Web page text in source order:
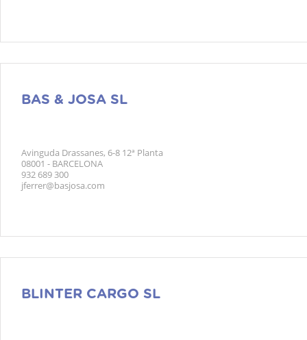
BAS & JOSA SL
Avinguda Drassanes, 6-8 12ª Planta
08001 - BARCELONA
932 689 300
jferrer@basjosa.com
BLINTER CARGO SL